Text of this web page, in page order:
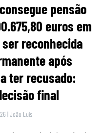
pensão
euros em
reconhecida
após
ter recusado:
final
|João Luís